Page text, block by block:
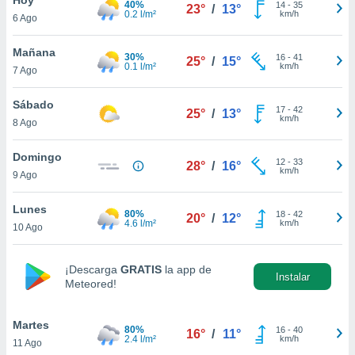
en
más
nuestra
de
aceptar
de
6 Ago
40%
0.2 l/m²
23° / 13° 14- 35
km/h
Mañana
7 Ago
30%
0.1 l/m²
25° / 15° 16- 41
km/h
Sábado
8 Ago
25° / 13° 17- 42
km/h
Domingo
9 Ago
28° / 16° 12- 33
km/h
Lunes
10 Ago
80%
4.6 l/m²
20° / 12° 18- 42
km/h
¡Descarga GRATIS la app de
Meteored!
Instalar
Martes
11 Ago
80%
2.4 l/m²
16° / 11° 16- 40
km/h